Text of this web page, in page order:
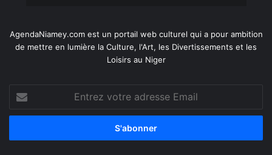
AgendaNiamey.com est un portail web culturel qui a pour ambition
de mettre en lumière la Culture, l'Art, les Divertissements et les
Loisirs au Niger
votre
adresse